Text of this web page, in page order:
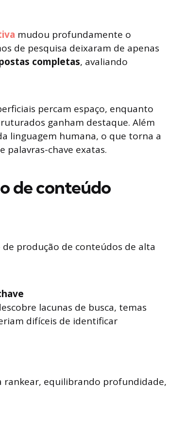
mudou profundamente o
de pesquisa deixaram de apenas
completas, avaliando
percam espaço, enquanto
ganham destaque. Além
linguagem humana, o que torna a
palavras-chave exatas.
de conteúdo
produção de conteúdos de alta
lacunas de busca, temas
difíceis de identificar
rankear, equilibrando profundidade,